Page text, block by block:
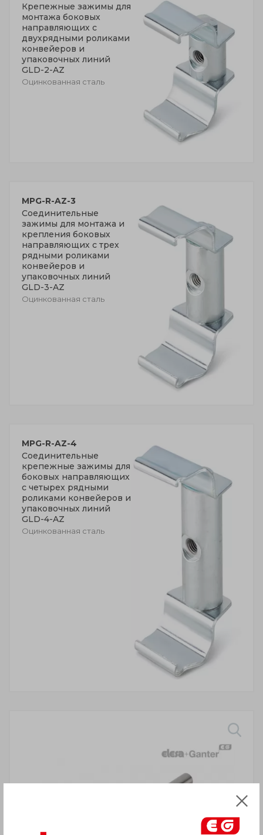
Крепежные зажимы для
монтажа боковых
направляющих с
двухрядными роликами
конвейеров и
упаковочных линий
GLD-2-AZ
Оцинкованная сталь
MPG-R-AZ-3
Соединительные
зажимы для монтажа и
крепления боковых
направляющих с трех
рядными роликами
конвейеров и
упаковочных линий
GLD-3-AZ
Оцинкованная сталь
MPG-R-AZ-4
Соединительные
крепежные зажимы для
боковых направляющих
с четырех рядными
роликами конвейеров и
упаковочных линий
GLD-4-AZ
Оцинкованная сталь